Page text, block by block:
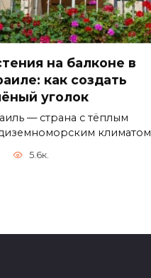
на балконе в
как создать
уголок
— страна с тёплым
климатом
5.6к.